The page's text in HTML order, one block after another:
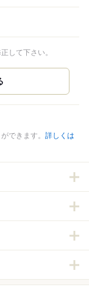
して下さい。
できます。 詳しくは